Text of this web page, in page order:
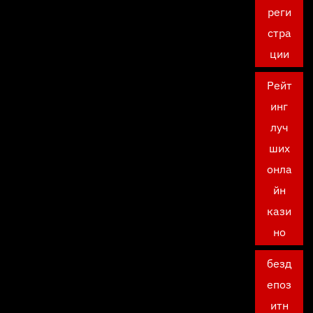
реги
стра
ции
Рейт
инг
луч
ших
онла
йн
кази
но
безд
епоз
итн